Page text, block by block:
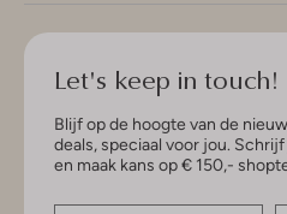
Let's keep in touch!
Blijf op de hoogte van de
deals, speciaal voor jou.
en maak kans op € 150,-